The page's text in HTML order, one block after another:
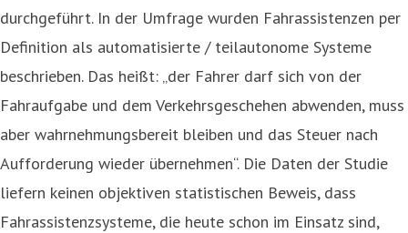
durchgeführt. In der Umfrage wurden Fahrassistenzen per
Definition als automatisierte / teilautonome Systeme
beschrieben. Das heißt: „der Fahrer darf sich von der
Fahraufgabe und dem Verkehrsgeschehen abwenden, muss
aber wahrnehmungsbereit bleiben und das Steuer nach
Aufforderung wieder übernehmen“. Die Daten der Studie
liefern keinen objektiven statistischen Beweis, dass
Fahrassistenzsysteme, die heute schon im Einsatz sind,